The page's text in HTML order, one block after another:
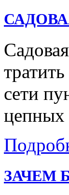
сети
цепных
ЗАЧЕМ